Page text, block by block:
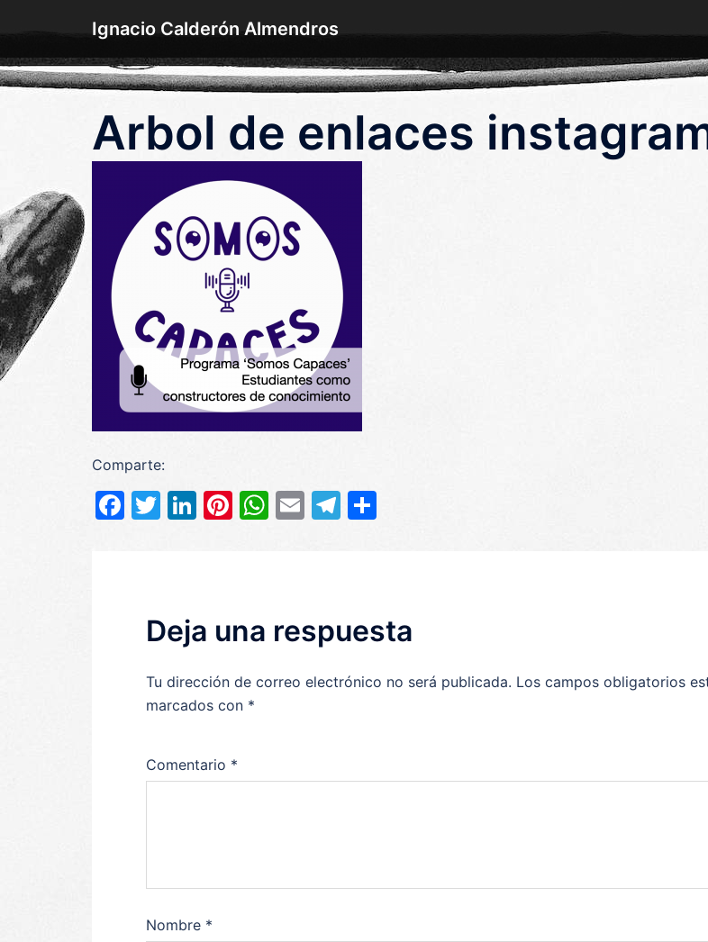
al
contenido
Ignacio Calderón Almendros
Arbol de enlaces
Comparte:
Facebook
Twitter
LinkedIn
Pinterest
WhatsApp
EmailTelegram
Deja una respuesta
Tu dirección de correo electrónico no será publicada. Los campos obligatorios
marcados con *
Comentario *
Nombre *